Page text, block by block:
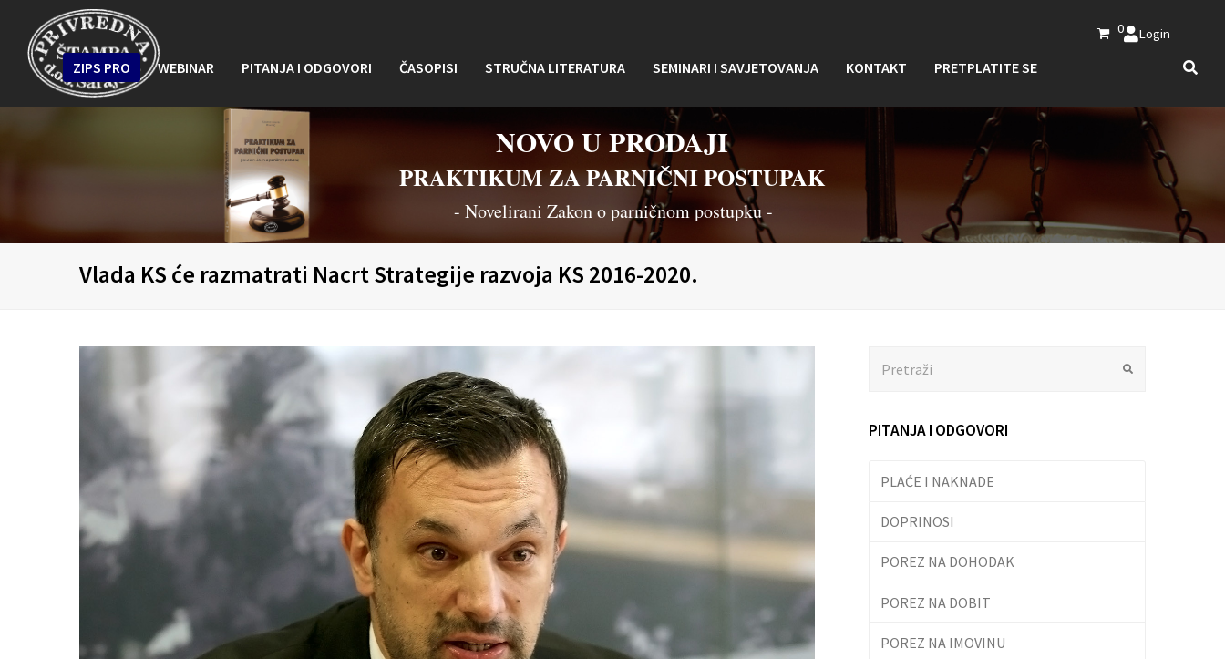
0 Login
ZIPS PRO WEBINAR PITANJA I ODGOVORI ČASOPISI STRUČNA LITERATURA SEMINARI I SAVJETOVANJA KONTAKT PRETPLATITE SE
NOVO U PRODAJI
PRAKTIKUM ZA PARNIČNI POSTUPAK
- Novelirani Zakon o parničnom postupku -
Vlada KS će razmatrati Nacrt Strategije razvoja KS 2016-2020.
PITANJA I ODGOVORI
PLAĆE I NAKNADE
DOPRINOSI
POREZ NA DOHODAK
POREZ NA DOBIT
POREZ NA IMOVINU